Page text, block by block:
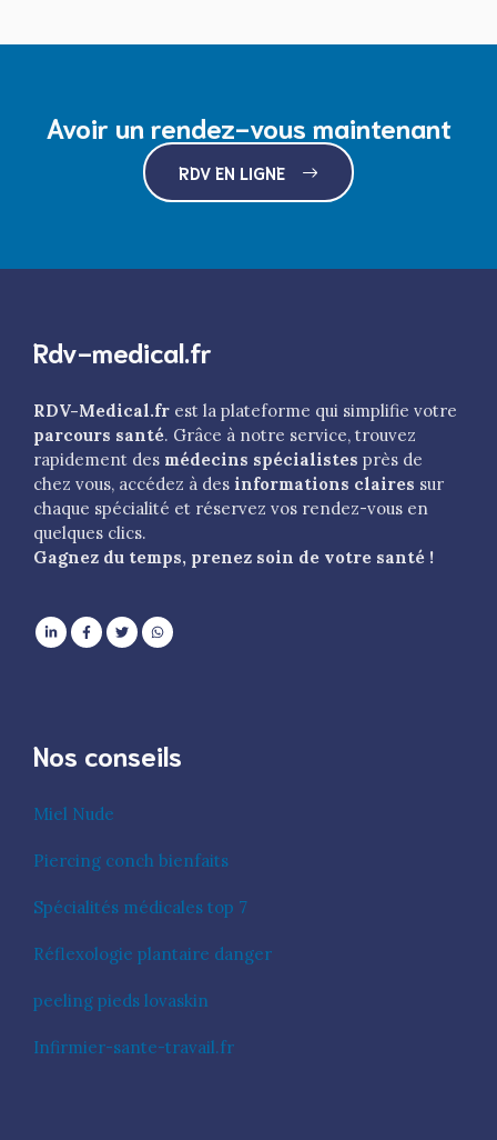
Avoir un rendez-vous maintenant
RDV EN LIGNE
Rdv-medical.fr
RDV-Medical.fr est la plateforme qui simplifie votre
parcours santé. Grâce à notre service, trouvez
rapidement des médecins spécialistes près de
chez vous, accédez à des informations claires sur
chaque spécialité et réservez vos rendez-vous en
quelques clics.
Gagnez du temps, prenez soin de votre santé !
Nos conseils
Miel Nude
Piercing conch bienfaits
Spécialités médicales top 7
Réflexologie plantaire danger
peeling pieds lovaskin
Infirmier-sante-travail.fr